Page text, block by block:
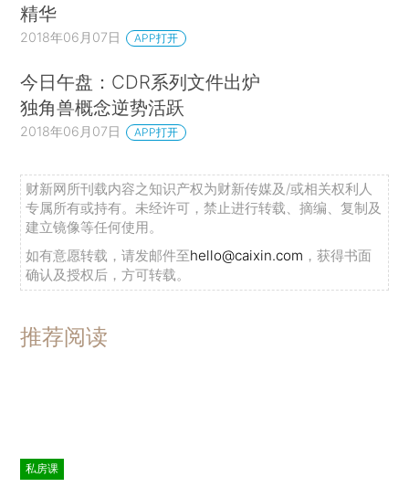
精华
2018年06月07日 APP打开
今日午盘：CDR系列文件出炉
独角兽概念逆势活跃
2018年06月07日 APP打开
财新网所刊载内容之知识产权为财新传媒及/或相关权利人
专属所有或持有。未经许可，禁止进行转载、摘编、复制及
建立镜像等任何使用。
如有意愿转载，请发邮件至hello@caixin.com ，获得书面
确认及授权后，方可转载。
推荐阅读
私房课